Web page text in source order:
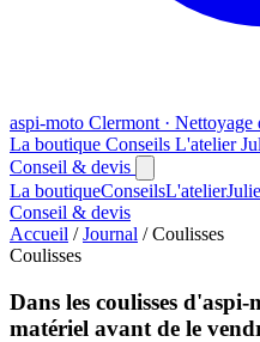
aspi-moto Clermont · Nettoyage
La boutique Conseils L'atelier
Conseil & devis
La boutiqueConseilsL'atelier
Conseil & devis
Accueil / Journal / Coulisses
Coulisses
Dans les coulisses
matériel avant de le